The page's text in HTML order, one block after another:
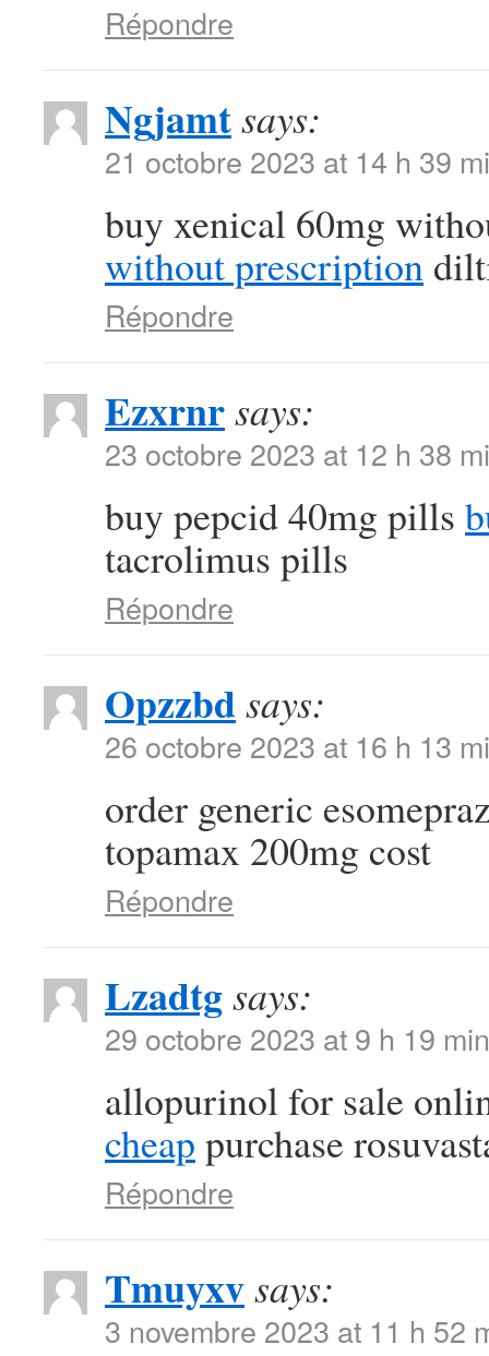
Répondre
Ngjamtsays:
21 octobre 2023 at 14 h 39
buy xenical 60mg
without prescription
Répondre
Ezxrnrsays:
23 octobre 2023 at 12 h 38
buy pepcid 40mg pills
tacrolimus pills
Répondre
Opzzbdsays:
26 octobre 2023 at 16 h 13
order generic
topamax 200mg cost
Répondre
Lzadtgsays:
29 octobre 2023 at 9 h 19 min
allopurinol for sale
cheap purchase
Répondre
Tmuyxvsays:
3 novembre 2023 at 11 h 52